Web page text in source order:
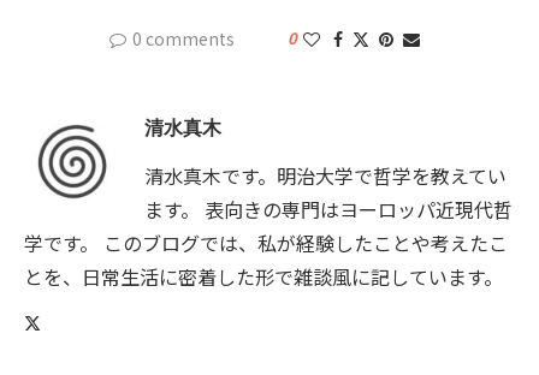
0 comments 0
清水真木
清水真木です。明治大学で哲学を教えてい
ます。 表向きの専門はヨーロッパ近現代哲
学です。 このブログでは、私が経験したことや考えたこ
とを、日常生活に密着した形で雑談風に記しています。